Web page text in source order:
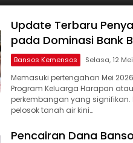
Update Terbaru
pada Dominasi Bank
Bansos Kemensos
Memasuki pertengahan Mei
Program Keluarga Harapan
perkembangan yang signifikan.
pelosok tanah air kini…
Pencairan Dana